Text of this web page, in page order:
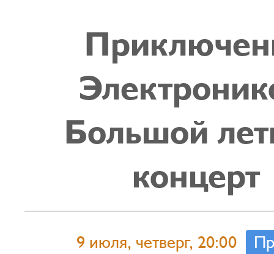
Большой
концерт
9 июля, четверг, 20:00